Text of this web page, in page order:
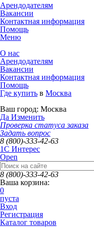
Арендодателям
Вакансии
Контактная информация
Помощь
Меню
О нас
Арендодателям
Вакансии
Контактная информация
Помощь
Где купить в Москва
Ваш город: Москва
Да Изменить
Проверка статуса заказа
Задать вопрос
8 (800)-333-42-63
1C Интерес
Open
8 (800)-333-42-63
Ваша корзина:
0
пуста
Вход
Регистрация
Каталог товаров